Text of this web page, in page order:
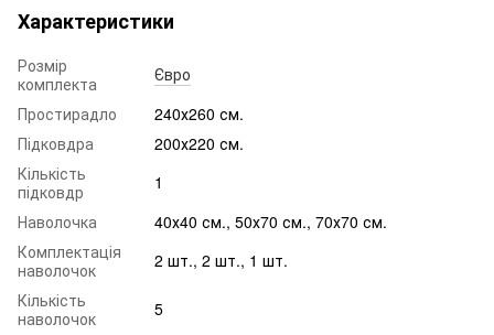
Характеристики
Розмір
комплекта
Євро
Простирадло
240х260 см.
Підковдра
200х220 см.
Кількість
підковдр
1
Наволочка
40х40 см., 50х70 см., 70х70 см.
Комплектація
наволочок
2 шт., 2 шт., 1 шт.
Кількість
наволочок
5